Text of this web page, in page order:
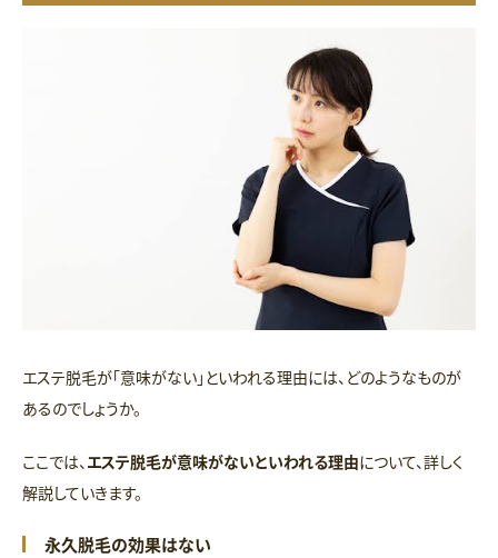
エステ脱毛が「意味がない」といわれる理由には、どのようなものが
あるのでしょうか。
ここでは、エステ脱毛が意味がないといわれる理由について、詳しく
解説していきます。
永久脱毛の効果はない